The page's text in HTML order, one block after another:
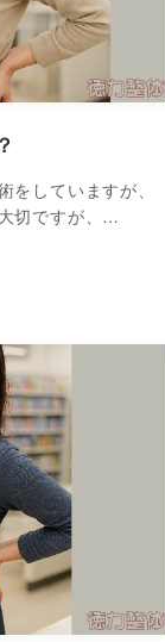
していますが、
切ですが、…